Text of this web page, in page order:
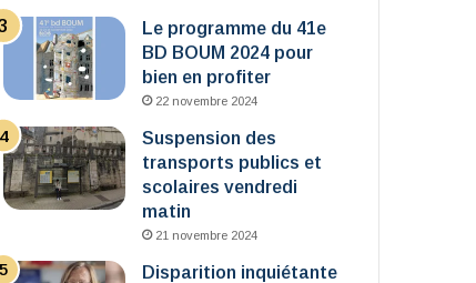
Le programme du 41e
BD BOUM 2024 pour
bien en profiter
22 novembre 2024
Suspension des
transports publics et
scolaires vendredi
matin
21 novembre 2024
Disparition inquiétante